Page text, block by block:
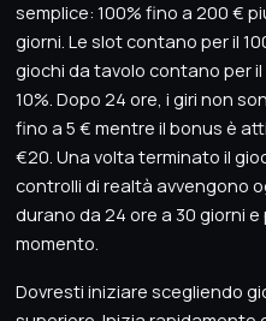
semplice: 100% fino a 200 €
giorni. Le slot contano per il
giochi da tavolo contano per
10%. Dopo 24 ore, i giri non
fino a 5 € mentre il bonus è
€20. Una volta terminato il
controlli di realtà avvengono
durano da 24 ore a 30 giorni
momento.
Dovresti iniziare scegliendo